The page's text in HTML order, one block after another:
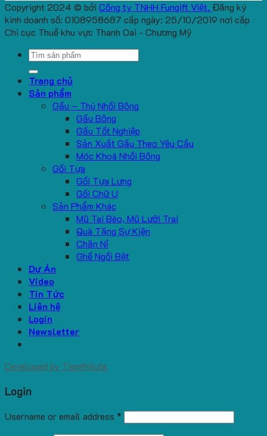
Copyright 2024 © bởi Công ty TNHH Fungift Việt. Đăng ký
kinh doanh số: 0108958687 cấp ngày: 25/10/2019 nơi cấp
Chi cục Thuế khu vực Thanh Oai - Chương Mỹ
Search
Trang chủ
Sản phẩm
Gấu – Thú Nhồi Bông
Gấu Bông
Gấu Tốt Nghiệp
Sản Xuất Gấu Theo Yêu Cầu
Móc Khoá Nhồi Bông
Gối Tựa
Gối Tựa Lưng
Gối Chữ U
Sản Phẩm Khác
Mũ Tai Bèo, Mũ Lưỡi Trai
Quà Tặng Sự Kiện
Chăn Nỉ
Ghế Ngồi Bệt
Dự Án
Video
Tin Tức
Liên hệ
Login
Newsletter
Developed by Tiepthitute
Login
Username or email address *